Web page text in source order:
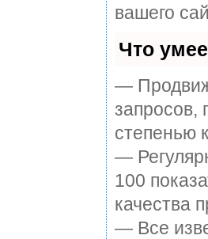
вашего
Что
—
запросов,
степенью
—
100
качества
— Все